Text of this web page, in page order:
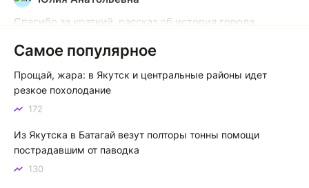
Спасибо за краткий, рассказ об история города
Якутск сквозь века: от острога до столицы республики
К
Котя злой
Зной в Сибири, тем более в Якутске. Никакой это не
тем более говорить не приходиться. Не зря даже в
песнях поют…
Самое популярное
Прощай, жара: в Якутск и центральные районы идет
резкое похолодание
172
Из Якутска в Батагай везут полторы тонны помощи
пострадавшим от паводка
130